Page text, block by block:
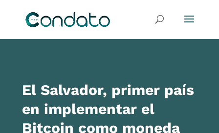
El Salvador, primer país
en implementar el
Bitcoin como moneda